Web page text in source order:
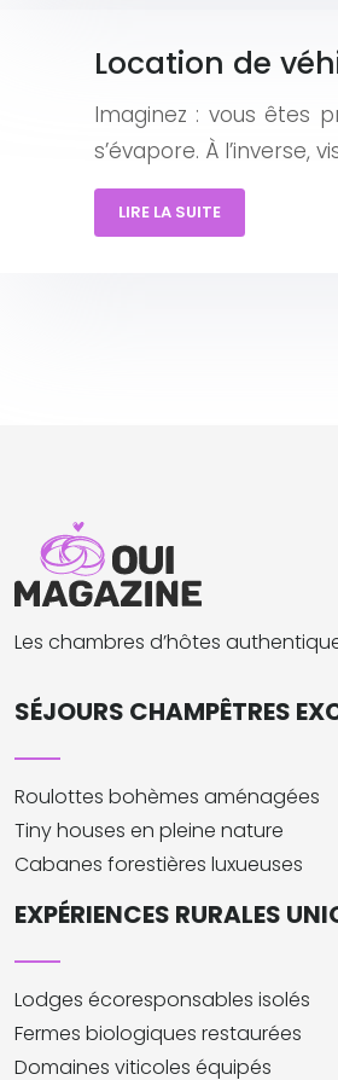
Location de
Imaginez : vous êtes
s’évapore. À
LIRE LA SUITE
Les chambres d’hôtes
SÉJOURS CHAMPÊTRES
Roulottes bohèmes aménagées
Tiny houses en pleine nature
Cabanes forestières luxueuses
EXPÉRIENCES RURALES
Lodges écoresponsables isolés
Fermes biologiques restaurées
Domaines viticoles équipés